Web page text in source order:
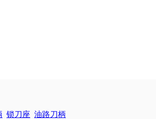
锁刀座 油路刀柄